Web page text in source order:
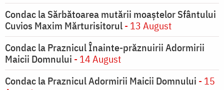
Condac la Sărbătoarea mutării moaştelor Sfântului
Cuvios Maxim Mărturisitorul- 13 August
Condac la Praznicul Înainte-prăznuirii Adormirii
Maicii Domnului - 14 August
Condac la Praznicul Adormirii Maicii Domnului - 15